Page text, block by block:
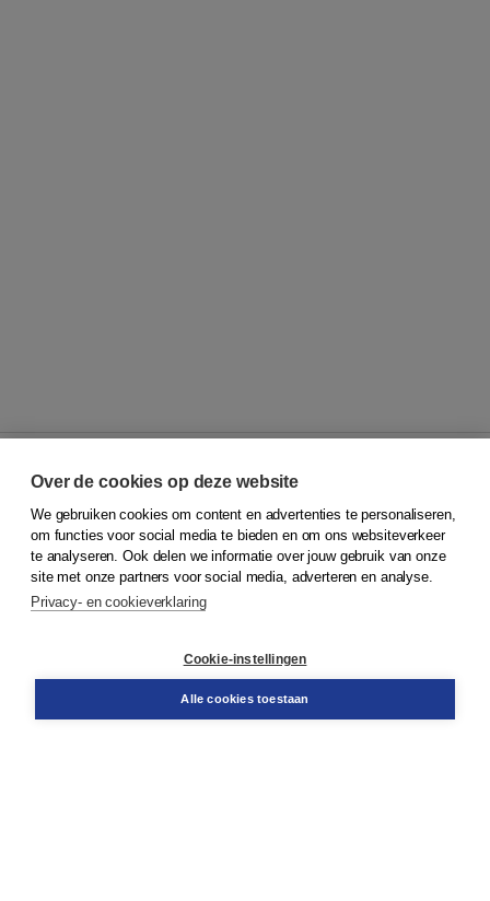
© 2026Koninklijke Boom uitgevers
Klantenservice
Service & informatie
Contact
Over de cookies op deze website
We gebruiken cookies om content en advertenties te personaliseren,
om functies voor social media te bieden en om ons websiteverkeer
te analyseren. Ook delen we informatie over jouw gebruik van onze
site met onze partners voor social media, adverteren en analyse.
Privacy- en cookieverklaring
Cookie-instellingen
Alle cookies toestaan